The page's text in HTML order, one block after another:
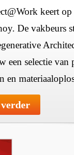
keert
De vakbeurs
een selectie van
en
verder